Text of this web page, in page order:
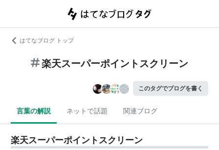
はてなブログ トップ
楽天スーパーポイントスクリーン
このタグでブログを書く
言葉の解説 ネットで話題 関連ブログ
楽天スーパーポイントスクリーン